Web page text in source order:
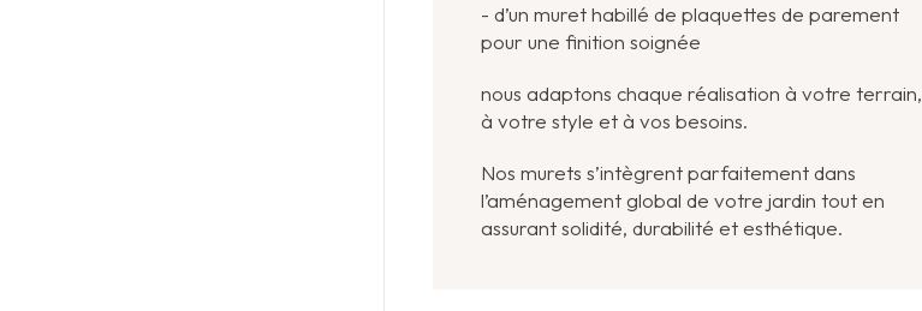
- d’un muret habillé de plaquettes de parement
pour une finition soignée
nous adaptons chaque réalisation à votre terrain,
à votre style et à vos besoins.
Nos murets s’intègrent parfaitement dans
l’aménagement global de votre jardin tout en
assurant solidité, durabilité et esthétique.